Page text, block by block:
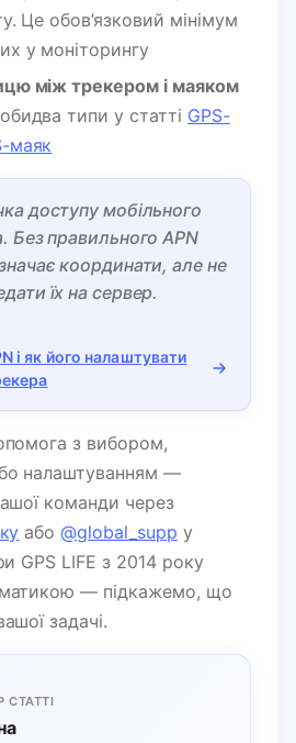
Це обов’язковий мінімум
у моніторингу
між трекером і маяком
типи у статті GPS-
маяк
доступу мобільного
Без правильного APN
координати, але не
їх на сервер.
і як його налаштувати
з вибором,
налаштуванням —
команди через
або@global_supp у
GPS LIFE з 2014 року
— підкажемо, що
задачі.
СТАТТІ